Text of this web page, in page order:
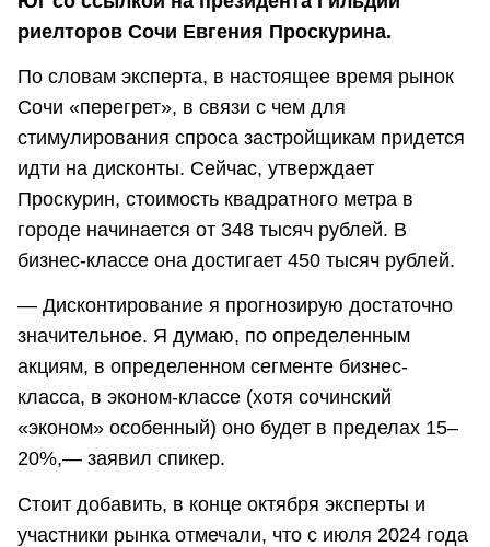
риелторов Сочи Евгения Проскурина.
По словам эксперта, в настоящее время рынок
Сочи «перегрет», в связи с чем для
стимулирования спроса застройщикам придется
идти на дисконты. Сейчас, утверждает
Проскурин, стоимость квадратного метра в
городе начинается от 348 тысяч рублей. В
бизнес-классе она достигает 450 тысяч рублей.
— Дисконтирование я прогнозирую достаточно
значительное. Я думаю, по определенным
акциям, в определенном сегменте бизнес-
класса, в эконом-классе (хотя сочинский
«эконом» особенный) оно будет в пределах 15–
20%,— заявил спикер.
Стоит добавить, в конце октября эксперты и
участники рынка отмечали, что с июля 2024 года